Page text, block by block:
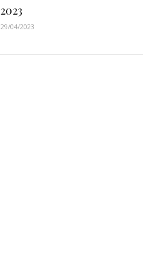
2023
29/04/2023